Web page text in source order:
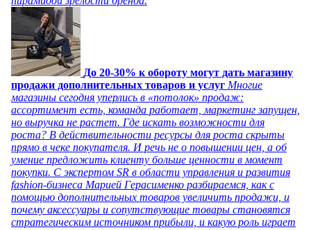
До 20-30% к обороту могут дать магазину
продажи дополнительных товаров и услуг Многие
магазины сегодня уперлись в «потолок» продаж:
ассортимент есть, команда работает, маркетинг запущен,
но выручка не растет. Где искать возможности для
роста? В действительности ресурсы для роста скрыты
прямо в чеке покупателя. И речь не о повышении цен, а об
умение предложить клиенту больше ценности в момент
покупки. С экспертом SR в области управления и развития
fashion-бизнеса Марией Герасименко разбираемся, как с
помощью дополнительных товаров увеличить продажи, и
почему аксессуары и сопутствующие товары становятся
стратегическим источником прибыли, и какую роль играет